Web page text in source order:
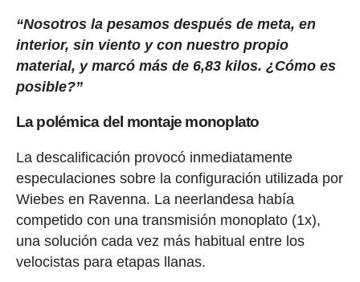
“Nosotros la pesamos después de meta, en
interior, sin viento y con nuestro propio
material, y marcó más de 6,83 kilos. ¿Cómo es
posible?”
La polémica del montaje monoplato
La descalificación provocó inmediatamente
especulaciones sobre la configuración utilizada por
Wiebes en Ravenna. La neerlandesa había
competido con una transmisión monoplato (1x),
una solución cada vez más habitual entre los
velocistas para etapas llanas.